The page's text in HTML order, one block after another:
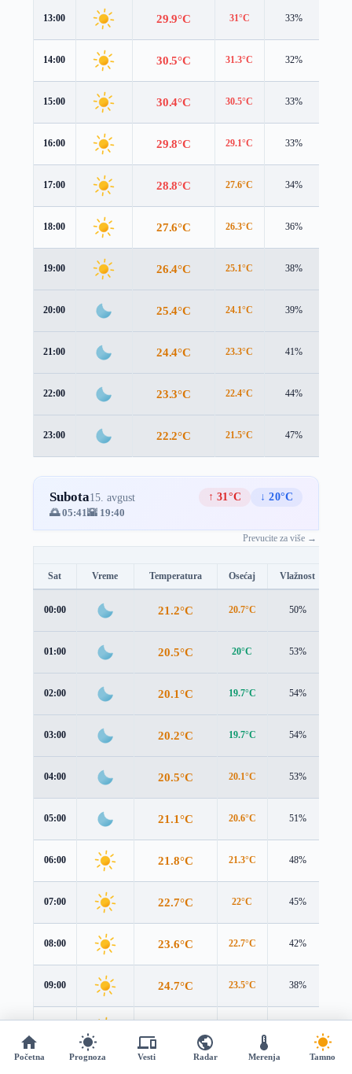
13:00 29.9°C 31°C 33%
14:00 30.5°C 31.3°C 32%
15:00 30.4°C 30.5°C 33%
16:00 29.8°C 29.1°C 33%
17:00 28.8°C 27.6°C 34%
18:00 27.6°C 26.3°C 36%
19:00 26.4°C 25.1°C 38%
20:00 25.4°C 24.1°C 39%
21:00 24.4°C 23.3°C 41%
22:00 23.3°C 22.4°C 44%
23:00 22.2°C 21.5°C 47%
Subota15. avgust ↑ 31°C
↓ 20°C
🌅 05:41🌇 19:40
Prevucite za više →
Sat Vreme Temperatura Osećaj Vlažnost
00:00 21.2°C 20.7°C 50%
01:00 20.5°C 20°C 53%
02:00 20.1°C 19.7°C 54%
03:00 20.2°C 19.7°C 54%
04:00 20.5°C 20.1°C 53%
05:00 21.1°C 20.6°C 51%
06:00 21.8°C 21.3°C 48%
07:00 22.7°C 22°C 45%
08:00 23.6°C 22.7°C 42%
09:00 24.7°C 23.5°C 38%
Početna Prognoza Vesti Radar Merenja Tamno